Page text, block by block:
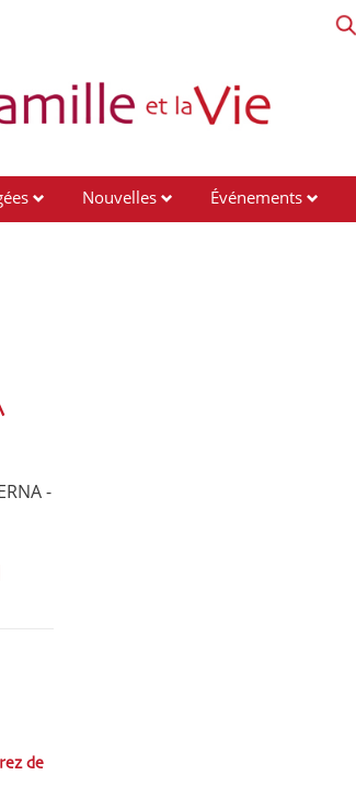
Nouvelles Événements
-
de